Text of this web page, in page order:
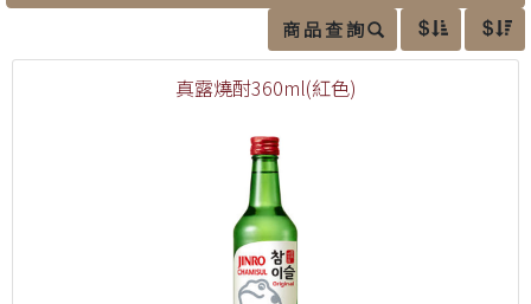
商 品 查 詢
真露燒酎360ml(紅色)